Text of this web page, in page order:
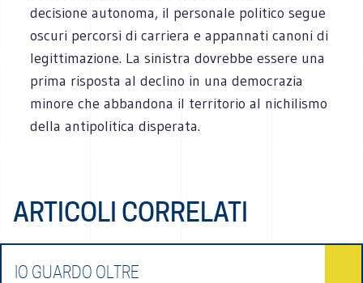
decisione autonoma, il personale politico segue
oscuri percorsi di carriera e appannati canoni di
legittimazione. La sinistra dovrebbe essere una
prima risposta al declino in una democrazia
minore che abbandona il territorio al nichilismo
della antipolitica disperata.
ARTICOLI CORRELATI
IO GUARDO OLTRE